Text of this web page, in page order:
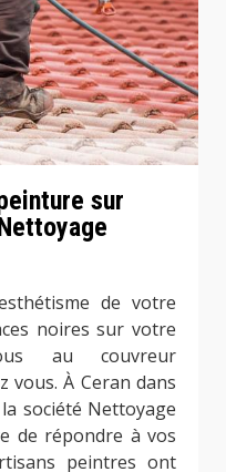
sur
de votre
noires sur votre
au couvreur
vous. À Ceran dans
société Nettoyage
de répondre à vos
peintres ont